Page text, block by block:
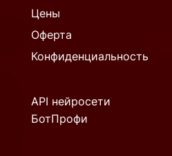
Цены
Оферта
Конфиденциальность
API нейросети
БотПрофи